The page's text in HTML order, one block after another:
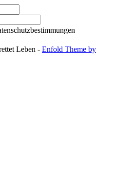
Leben - Enfold Theme by